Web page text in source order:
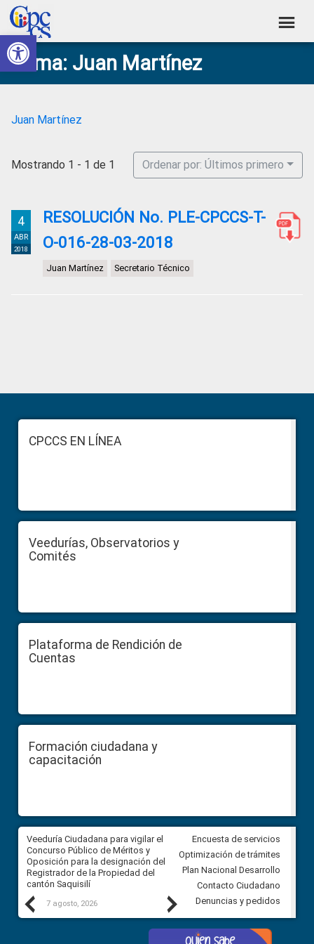
Abrir barra de herramientas
Skip
to
primary
navigation
Skip
to
main
content
Skip
to
primary
sidebar
Skip
to
footer
Consejo
de
Ciudadana
Control
Construyendo
Poder
Ciudadano
Tema: Juan Martínez
Juan Martínez
Mostrando 1 - 1 de 1 Ordenar por: Últimos primero
4
ABR
2018
RESOLUCIÓN No. PLE-CPCCS-T-
O-016-28-03-2018
Juan Martínez Secretario Técnico
Sidebar
FooterCPCCS EN LÍNEA
Veedurías, Observatorios y
Comités
Plataforma de Rendición de
Cuentas
Formación ciudadana y
capacitación
Previous
Veeduría Ciudadana para vigilar el
Concurso Público de Méritos y
Oposición para la designación del
Registrador de la Propiedad del
cantón Saquisilí
7 agosto, 2026
Veeduría Ciudadana para
construcción del asfaltado de
Ballenita del cantón Santa
7 agosto, 2026
Next
Encuesta de servicios
Optimización de trámites
Plan Nacional Desarrollo
Contacto Ciudadano
Denuncias y pedidos